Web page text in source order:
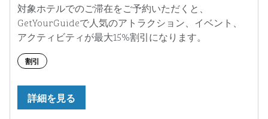
対象ホテルでのご滞在をご予約いただくと、
GetYourGuideで人気のアトラクション、イベント、
アクティビティが最大15%割引になります。
割引
詳細を見る